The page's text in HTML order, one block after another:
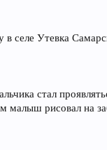
в селе Утевка
стал
малыш рисовал на